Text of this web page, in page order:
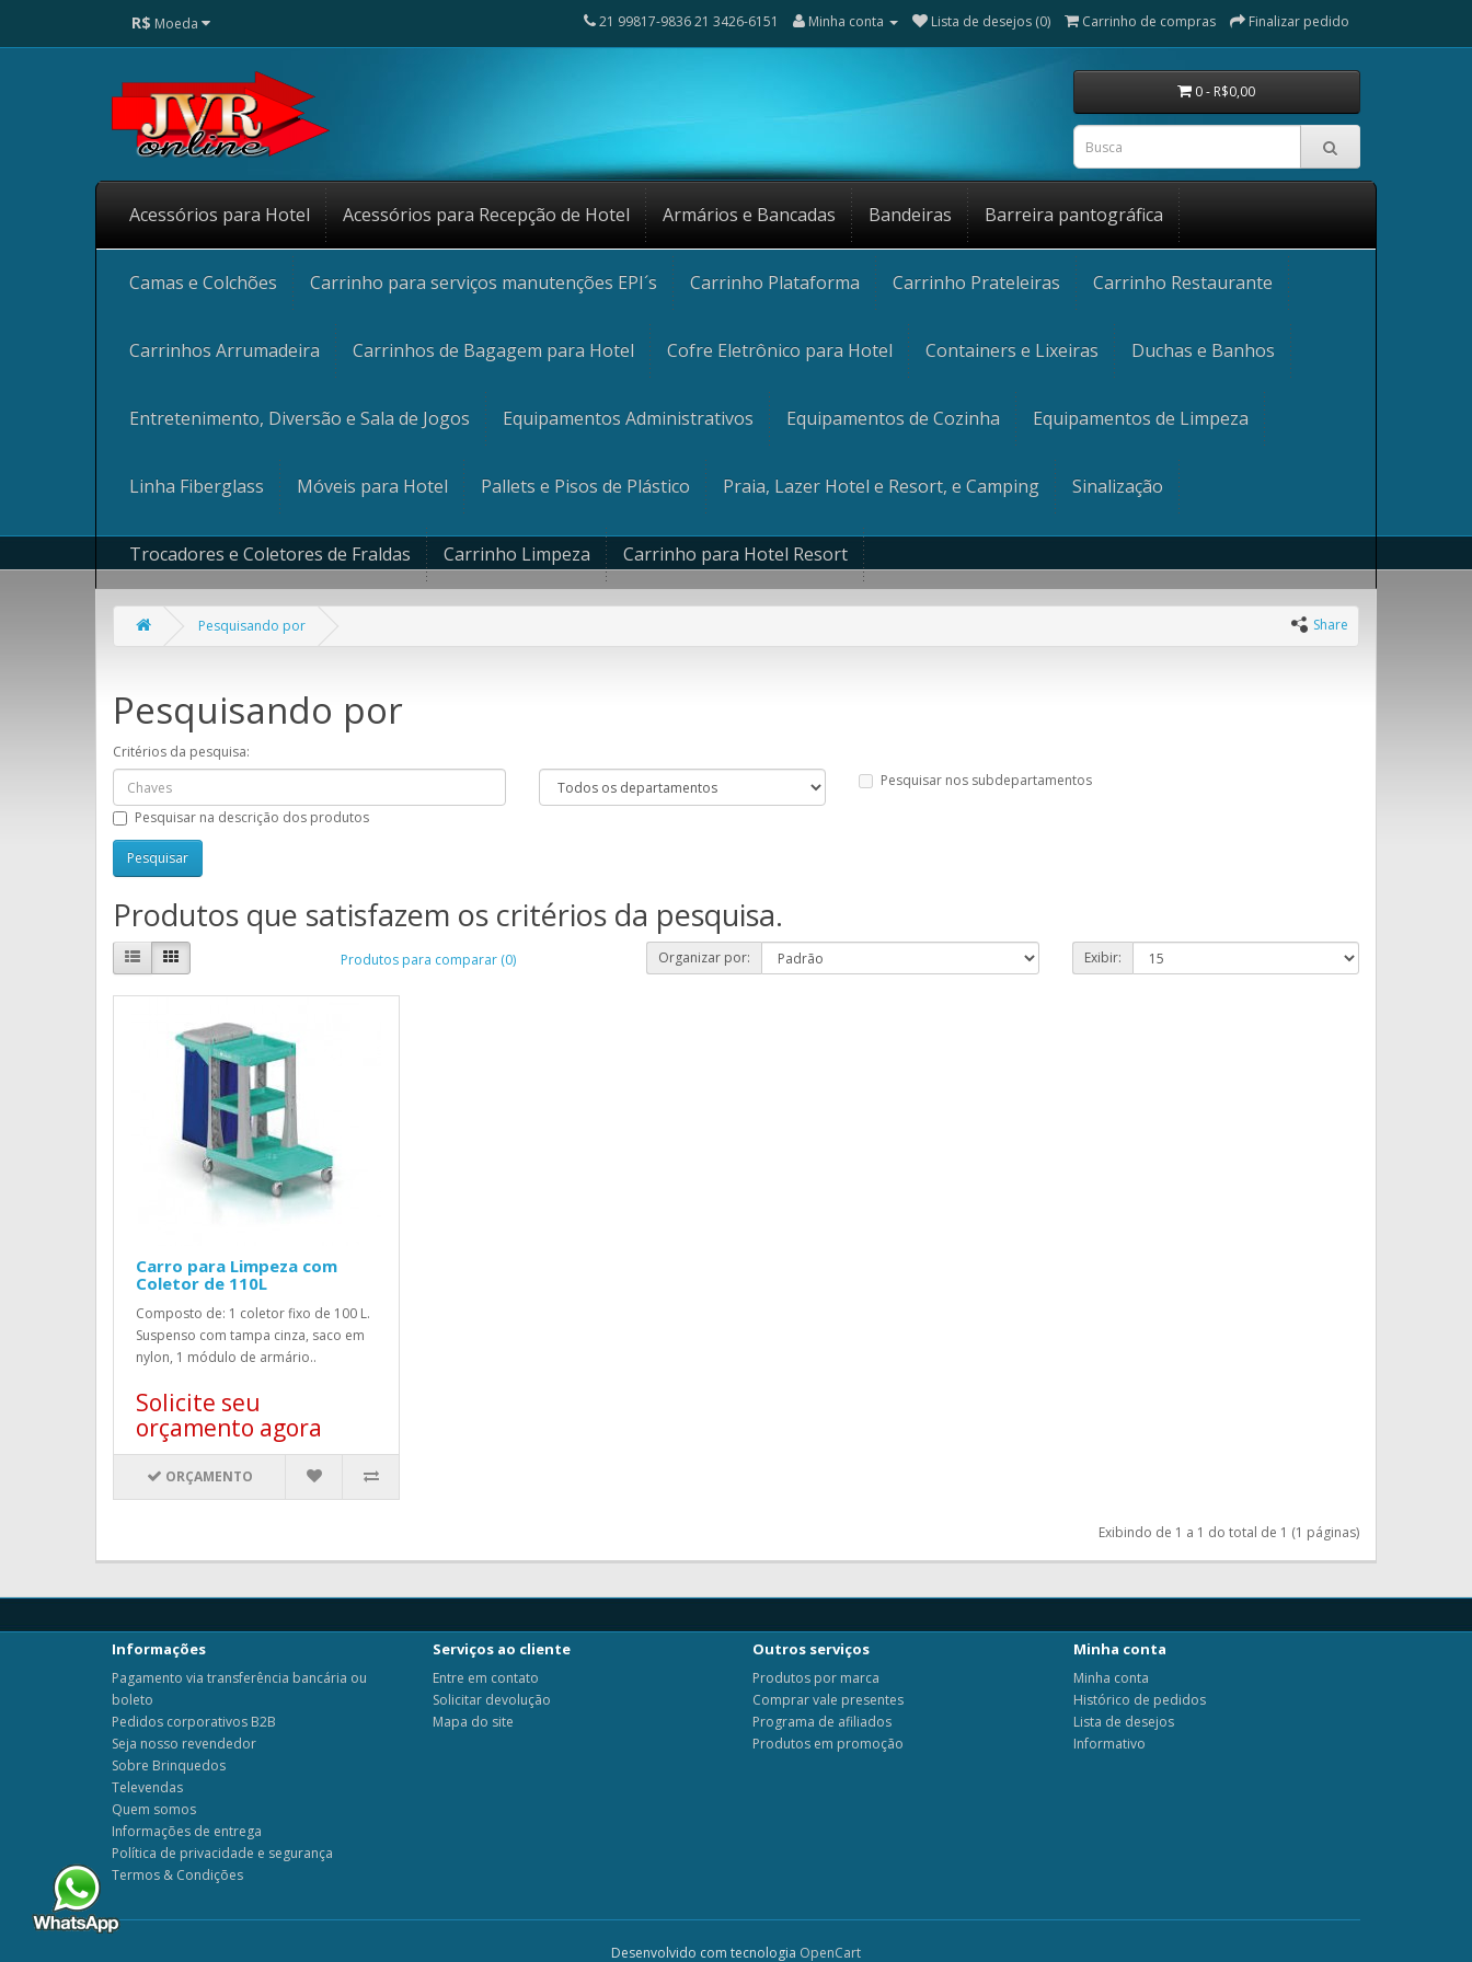
R$ Moeda 21 99817-9836 21 3426-6151 Minha conta Lista de desejos (0) Carrinho de compras Finalizar pedido
0 - R$0,00
Acessórios para Hotel Acessórios para Recepção de Hotel Armários e Bancadas Bandeiras Barreira pantográfica
Camas e Colchões Carrinho para serviços manutenções EPI´s Carrinho Plataforma Carrinho Prateleiras Carrinho Restaurante
Carrinhos Arrumadeira Carrinhos de Bagagem para Hotel Cofre Eletrônico para Hotel Containers e Lixeiras Duchas e Banhos
Entretenimento, Diversão e Sala de Jogos Equipamentos Administrativos Equipamentos de Cozinha Equipamentos de Limpeza
Linha Fiberglass Móveis para Hotel Pallets e Pisos de Plástico Praia, Lazer Hotel e Resort, e Camping Sinalização
Trocadores e Coletores de Fraldas Carrinho Limpeza Carrinho para Hotel Resort
Share
Pesquisando por
Pesquisando por
Critérios da pesquisa:
Pesquisar nos subdepartamentos
Pesquisar na descrição dos produtos
Produtos que satisfazem os critérios da pesquisa.
Produtos para comparar (0) Organizar por: Exibir:
Carro para Limpeza com
Coletor de 110L
Composto de: 1 coletor fixo de 100 L.
Suspenso com tampa cinza, saco em
nylon, 1 módulo de armário..
Solicite seu
orçamento agora
ORÇAMENTO
Exibindo de 1 a 1 do total de 1 (1 páginas)
Informações
Pagamento via transferência bancária ou
boleto
Pedidos corporativos B2B
Seja nosso revendedor
Sobre Brinquedos
Televendas
Quem somos
Informações de entrega
Política de privacidade e segurança
Termos & Condições
Serviços ao cliente
Entre em contato
Solicitar devolução
Mapa do site
Outros serviços
Produtos por marca
Comprar vale presentes
Programa de afiliados
Produtos em promoção
Minha conta
Minha conta
Histórico de pedidos
Lista de desejos
Informativo
Desenvolvido com tecnologia OpenCart